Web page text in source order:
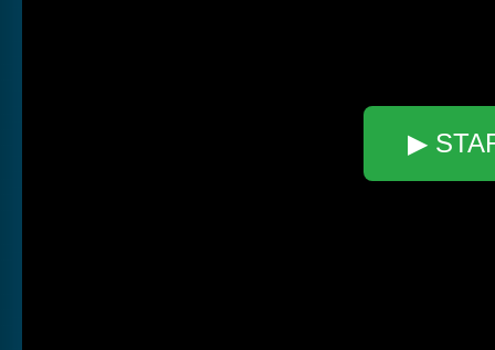
▶